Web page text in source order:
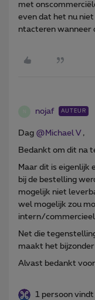
met
even dat het nu niet
ntacteren wanneer
nojaf AUTEUR
Dag ​ @Michael V ,
Bedankt om dit na
Maar dit is eigenlijk
bij de bestelling
mogelijk niet
wel mogelijk zou
intern/
Net die
maakt het
Alvast bedankt
1 persoon